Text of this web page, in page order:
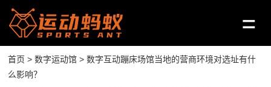
首页 >数字运动馆 > 数字互动蹦床场馆当地的营商环境对选址有什
么影响？